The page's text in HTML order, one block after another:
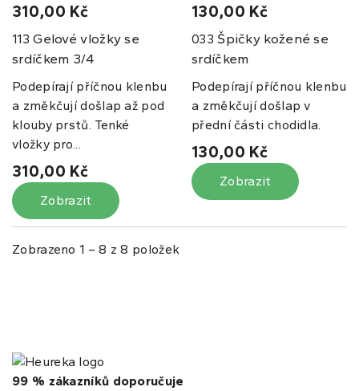
310,00 Kč
113 Gelové vložky se
srdíčkem 3/4
Podepírají příčnou klenbu
a změkčují došlap až pod
klouby prstů. Tenké
vložky pro...
310,00 Kč
Zobrazit
130,00 Kč
033 Špičky kožené se
srdíčkem
Podepírají příčnou klenbu
a změkčují došlap v
přední části chodidla.
130,00 Kč
Zobrazit
Zobrazeno 1 – 8 z 8 položek
99 % zákazníků doporučuje